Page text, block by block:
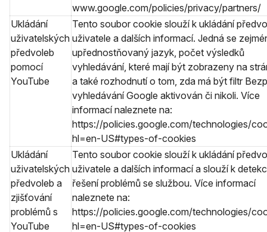
www.google.com/policies/privacy/partners/
Ukládání
uživatelských
předvoleb
pomocí
YouTube
Tento soubor cookie slouží k ukládání
uživatele a dalších informací. Jedná se
upřednostňovaný jazyk, počet výsledků
vyhledávání, které mají být zobrazeny na
a také rozhodnutí o tom, zda má být filtr
vyhledávání Google aktivován či nikoli. Více
informací naleznete na:
https://policies.google.com/technologies/
hl=en-US#types-of-cookies
Ukládání
uživatelských
předvoleb a
zjišťování
problémů s
YouTube
Tento soubor cookie slouží k ukládání
uživatele a dalších informací a slouží k
řešení problémů se službou. Více informací
naleznete na:
https://policies.google.com/technologies/
hl=en-US#types-of-cookies